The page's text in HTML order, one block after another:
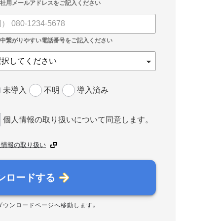
未導入 不明 導入済み
個人情報の取り扱いについて同意します。
報の取り扱い
ロードする
ウンロードページへ移動します。